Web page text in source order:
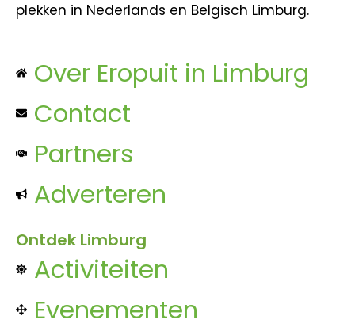
plekken in Nederlands en Belgisch Limburg.
Over Eropuit in Limburg
Contact
Partners
Adverteren
Ontdek Limburg
Activiteiten
Evenementen